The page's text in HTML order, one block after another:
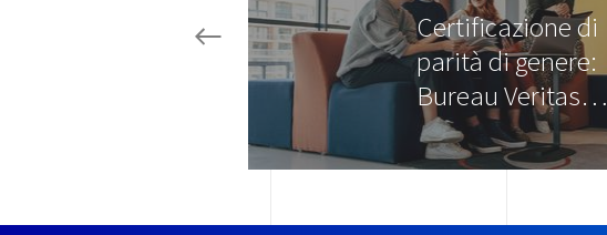
Certificazione di
parità di genere:
Bureau Veritas…